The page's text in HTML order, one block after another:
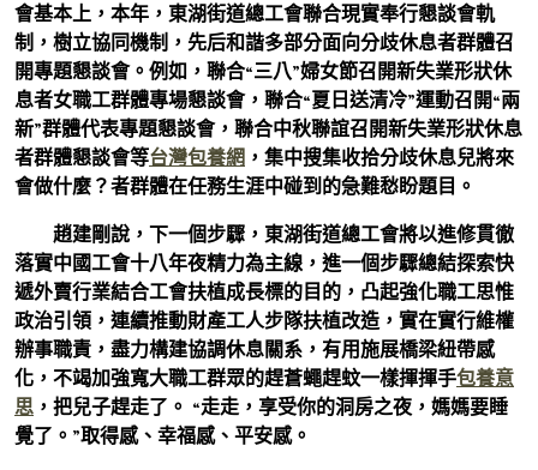
會基本上，本年，東湖街道總工會聯合現實奉行懇談會軌
制，樹立協同機制，先后和諧多部分面向分歧休息者群體召
開專題懇談會。例如，聯合“三八”婦女節召開新失業形狀休
息者女職工群體專場懇談會，聯合“夏日送清冷”運動召開“兩
新”群體代表專題懇談會，聯合中秋聯誼召開新失業形狀休息
者群體懇談會等台灣包養網 ，集中搜集收拾分歧休息兒將來
會做什麼？者群體在任務生涯中碰到的急難愁盼題目。
趙建剛說，下一個步驟，東湖街道總工會將以進修貫徹
落實中國工會十八年夜精力為主線，進一個步驟總結探索快
遞外賣行業結合工會扶植成長標的目的，凸起強化職工思惟
政治引領，連續推動財產工人步隊扶植改造，實在實行維權
辦事職責，盡力構建協調休息關系，有用施展橋梁紐帶感
化，不竭加強寬大職工群眾的趕蒼蠅趕蚊一樣揮揮手包養意
思 ，把兒子趕走了。 “走走，享受你的洞房之夜，媽媽要睡
覺了。”取得感、幸福感、平安感。